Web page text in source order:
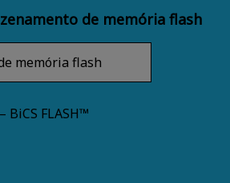
de memória flash
memória flash
BiCS FLASH™